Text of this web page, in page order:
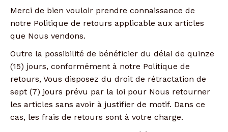
Merci de bien vouloir prendre connaissance de
notre Politique de retours applicable aux articles
que Nous vendons.
Outre la possibilité de bénéficier du délai de quinze
(15) jours, conformément à notre Politique de
retours, Vous disposez du droit de rétractation de
sept (7) jours prévu par la loi pour Nous retourner
les articles sans avoir à justifier de motif. Dans ce
cas, les frais de retours sont à votre charge.